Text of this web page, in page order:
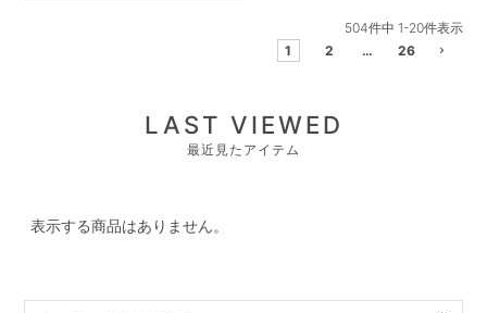
504件中 1-20件表示
1
2 … 26
LAST VIEWED
最近見たアイテム
表示する商品はありません。